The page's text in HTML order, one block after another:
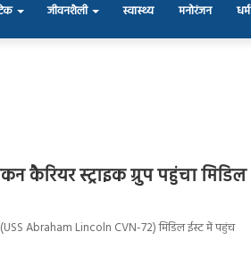
जीवनशैली स्वास्थ्य मनोरंजन धर्म
कैरियर स्ट्राइक ग्रुप पहुंचा मिडिल
(USS Abraham Lincoln CVN-72) मिडिल ईस्ट में पहुंच